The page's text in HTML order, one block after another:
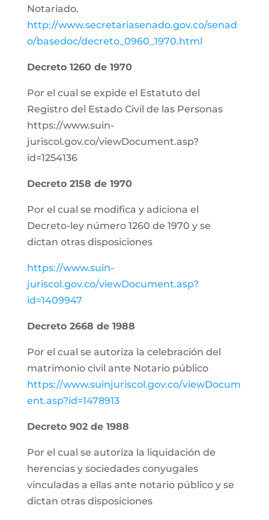
Notariado.
http://www.secretariasenado.gov.co/senad
o/basedoc/decreto_0960_1970.html
Decreto 1260 de 1970
Por el cual se expide el Estatuto del
Registro del Estado Civil de las Personas
https://www.suin-
juriscol.gov.co/viewDocument.asp?
id=1254136
Decreto 2158 de 1970
Por el cual se modifica y adiciona el
Decreto-ley número 1260 de 1970 y se
dictan otras disposiciones
https://www.suin-
juriscol.gov.co/viewDocument.asp?
id=1409947
Decreto 2668 de 1988
Por el cual se autoriza la celebración del
matrimonio civil ante Notario público
https://www.suinjuriscol.gov.co/viewDocum
ent.asp?id=1478913
Decreto 902 de 1988
Por el cual se autoriza la liquidación de
herencias y sociedades conyugales
vinculadas a ellas ante notario público y se
dictan otras disposiciones